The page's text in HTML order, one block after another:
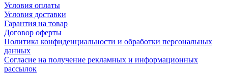
Условия оплаты
Условия доставки
Гарантия на товар
Договор оферты
Политика конфиденциальности и обработки персональных
данных
Согласие на получение рекламных и информационных
рассылок